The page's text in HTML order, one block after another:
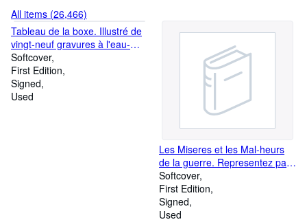
All items (26,466)
Tableau de la boxe. Illustré de
vingt-neuf gravures à l'eau-
forte par A. Dunoyer de
Segonzac.
Softcover
First Edition
Signed
Used
Les Miseres et les Mal-heurs
de la guerre. Representez par
Jacques Callot Noble Lorrain et
mis en lumiere par Israel son
amy.
Softcover
First Edition
Signed
Used